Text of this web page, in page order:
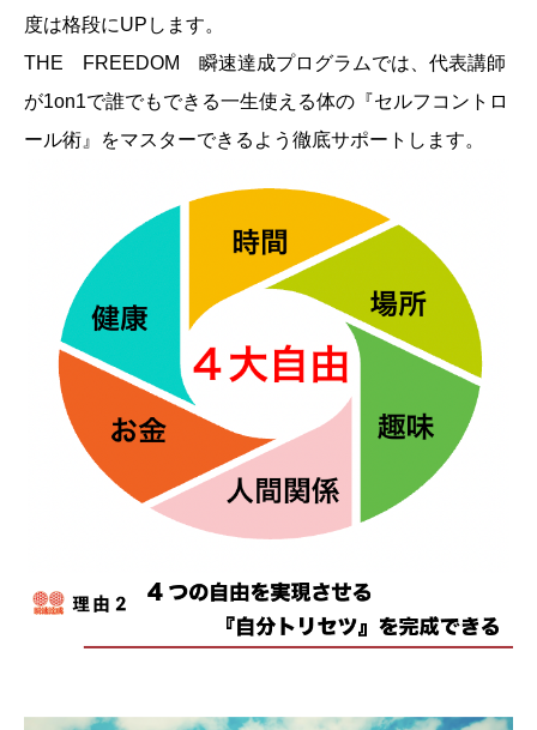
度は格段にUPします。
THE FREEDOM 瞬速達成プログラムでは、代表講師
が1on1で誰でもできる一生使える体の『セルフコントロ
ール術』をマスターできるよう徹底サポートします。